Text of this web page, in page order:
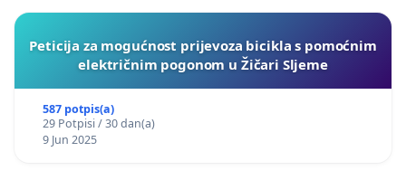
Peticija za mogućnost prijevoza bicikla s pomoćnim
električnim pogonom u Žičari Sljeme
587 potpis(a)
29 Potpisi / 30 dan(a)
9 Jun 2025